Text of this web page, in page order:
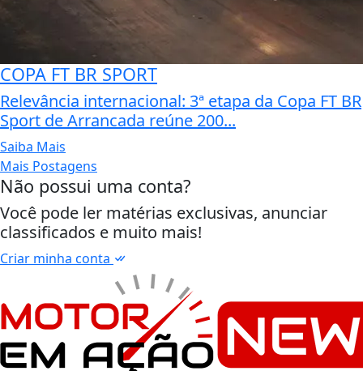
COPA FT BR SPORT
Relevância internacional: 3ª etapa da Copa FT BR
Sport de Arrancada reúne 200...
Saiba Mais
Mais Postagens
Não possui uma conta?
Você pode ler matérias exclusivas, anunciar
classificados e muito mais!
Criar minha conta